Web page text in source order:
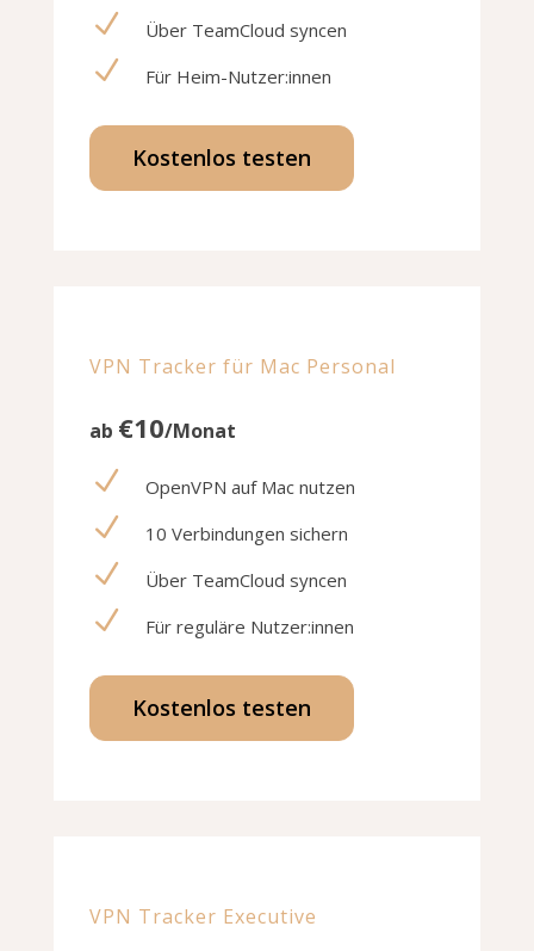
N Über TeamCloud syncen
N Für Heim-Nutzer:innen
Kostenlos testen
VPN Tracker für Mac Personal
ab €10/Monat
N OpenVPN auf Mac nutzen
N 10 Verbindungen sichern
N Über TeamCloud syncen
N Für reguläre Nutzer:innen
Kostenlos testen
VPN Tracker Executive